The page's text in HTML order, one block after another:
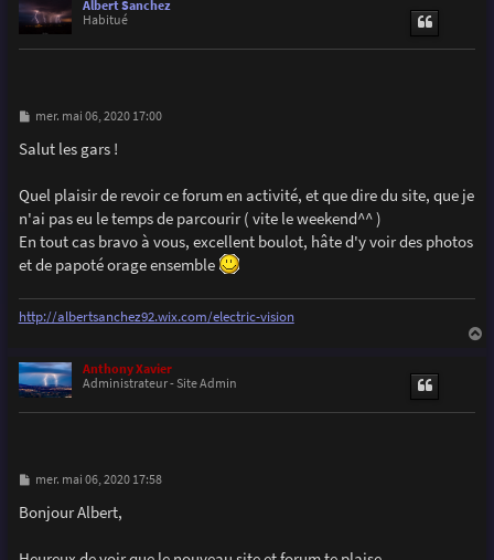
Albert Sanchez
Habitué
M
s
s
e
mer. mai 06, 2020 17:00
Salut les gars !
Quel plaisir de revoir ce forum en activité, et que dire du site, que je
n'ai pas eu le temps de parcourir ( vite le weekend^^ )
En tout cas bravo à vous, excellent boulot, hâte d'y voir des photos
et de papoté orage ensemble
http://albertsanchez92.wix.com/electric-vision
Anthony Xavier
Administrateur - Site Admin
M
s
s
mer. mai 06, 2020 17:58
Bonjour Albert,